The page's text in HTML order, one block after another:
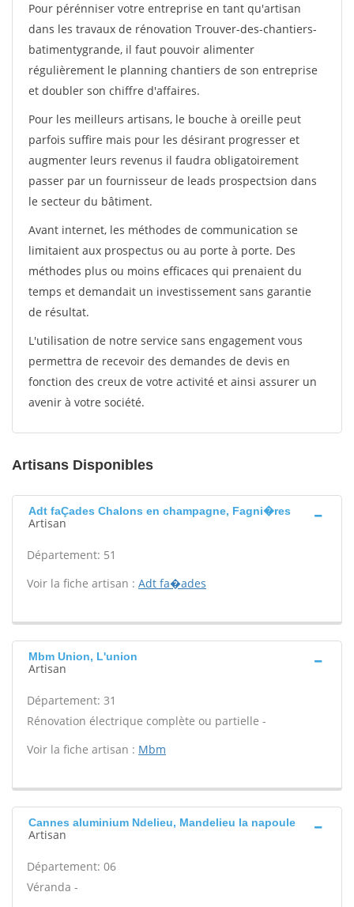
Pour pérénniser votre entreprise en tant qu'artisan
dans les travaux de rénovation Trouver-des-chantiers-
batimentygrande, il faut pouvoir alimenter
régulièrement le planning chantiers de son entreprise
et doubler son chiffre d'affaires.
Pour les meilleurs artisans, le bouche à oreille peut
parfois suffire mais pour les désirant progresser et
augmenter leurs revenus il faudra obligatoirement
passer par un fournisseur de leads prospectsion dans
le secteur du bâtiment.
Avant internet, les méthodes de communication se
limitaient aux prospectus ou au porte à porte. Des
méthodes plus ou moins efficaces qui prenaient du
temps et demandait un investissement sans garantie
de résultat.
L'utilisation de notre service sans engagement vous
permettra de recevoir des demandes de devis en
fonction des creux de votre activité et ainsi assurer un
avenir à votre société.
Artisans Disponibles
Adt faÇades Chalons en champagne, Fagni�res
Artisan
Département: 51
Voir la fiche artisan : Adt fa�ades
Mbm Union, L'union
Artisan
Département: 31
Rénovation électrique complète ou partielle -
Voir la fiche artisan : Mbm
Cannes aluminium Ndelieu, Mandelieu la napoule
Artisan
Département: 06
Véranda -